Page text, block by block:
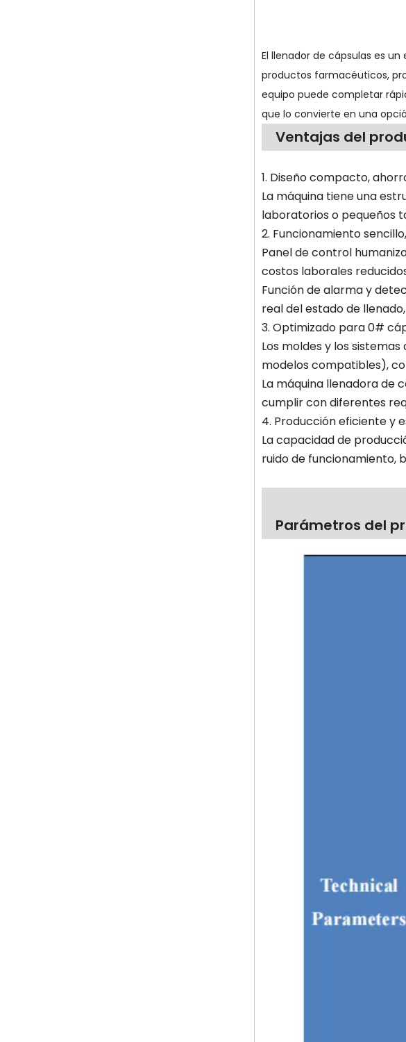
El llenador de cápsulas es
productos farmacéuticos,
equipo puede completar
que lo convierte en una
Ventajas del
1. Diseño compacto,
La máquina tiene una
laboratorios o pequeños
2. Funcionamiento
Panel de control
costos laborales
Función de alarma y
real del estado de
3. Optimizado para 0#
Los moldes y los
modelos compatibles),
La máquina llenadora de
cumplir con diferentes
4. Producción eficiente y
La capacidad de
ruido de funcionamiento,
Parámetros del